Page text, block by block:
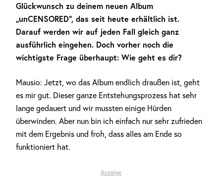
Glückwunsch zu deinem neuen Album
„unCENSORED“, das seit heute erhältlich ist.
Darauf werden wir auf jeden Fall gleich ganz
ausführlich eingehen. Doch vorher noch die
wichtigste Frage überhaupt: Wie geht es dir?
Mausio: Jetzt, wo das Album endlich draußen ist, geht
es mir gut. Dieser ganze Entstehungsprozess hat sehr
lange gedauert und wir mussten einige Hürden
überwinden. Aber nun bin ich einfach nur sehr zufrieden
mit dem Ergebnis und froh, dass alles am Ende so
funktioniert hat.
Anzeige